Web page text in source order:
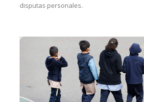
disputas personales.